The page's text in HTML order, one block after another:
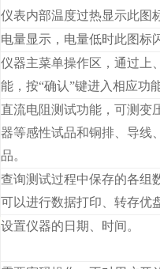
仪表内部温度过热显示此图
电量显示，电量低时此图标
仪器主菜单操作区，通过上
能，按“确认”键进入相应功
直流电阻测试功能，可测变
器等感性试品和铜排、导线
品。
查询测试过程中保存的各组
可以进行数据打印、转存优
设置仪器的日期、时间。